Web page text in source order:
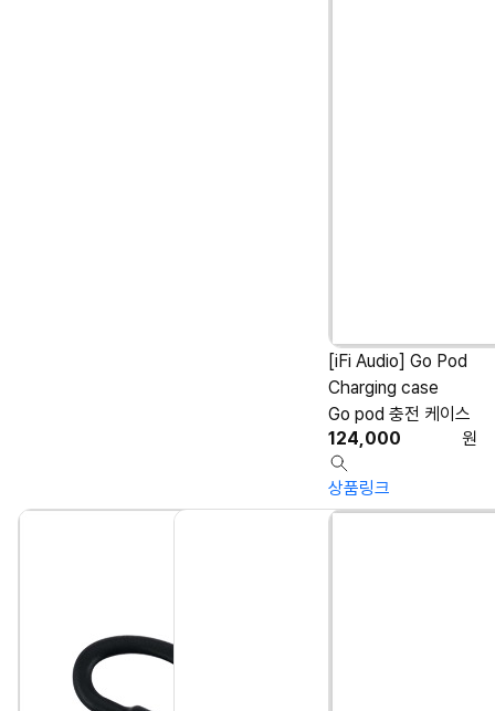
[iFi Audio] Go Pod
Charging case
Go pod 충전 케이스
124,000
원
상품링크